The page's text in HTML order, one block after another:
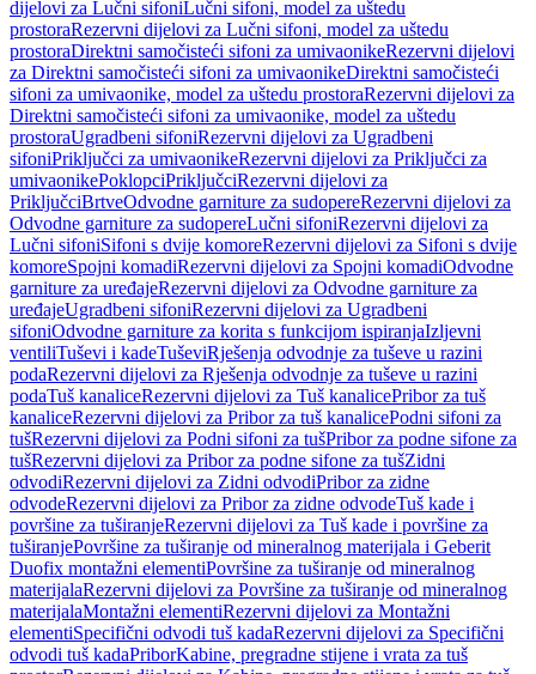
dijelovi za Lučni sifoniLučni sifoni, model za uštedu
prostoraRezervni dijelovi za Lučni sifoni, model za uštedu
prostoraDirektni samočisteći sifoni za umivaonikeRezervni dijelovi
za Direktni samočisteći sifoni za umivaonikeDirektni samočisteći
sifoni za umivaonike, model za uštedu prostoraRezervni dijelovi za
Direktni samočisteći sifoni za umivaonike, model za uštedu
prostoraUgradbeni sifoniRezervni dijelovi za Ugradbeni
sifoniPriključci za umivaonikeRezervni dijelovi za Priključci za
umivaonikePoklopciPriključciRezervni dijelovi za
PriključciBrtveOdvodne garniture za sudopereRezervni dijelovi za
Odvodne garniture za sudopereLučni sifoniRezervni dijelovi za
Lučni sifoniSifoni s dvije komoreRezervni dijelovi za Sifoni s dvije
komoreSpojni komadiRezervni dijelovi za Spojni komadiOdvodne
garniture za uređajeRezervni dijelovi za Odvodne garniture za
uređajeUgradbeni sifoniRezervni dijelovi za Ugradbeni
sifoniOdvodne garniture za korita s funkcijom ispiranjaIzljevni
ventiliTuševi i kadeTuševiRješenja odvodnje za tuševe u razini
podaRezervni dijelovi za Rješenja odvodnje za tuševe u razini
podaTuš kanaliceRezervni dijelovi za Tuš kanalicePribor za tuš
kanaliceRezervni dijelovi za Pribor za tuš kanalicePodni sifoni za
tušRezervni dijelovi za Podni sifoni za tušPribor za podne sifone za
tušRezervni dijelovi za Pribor za podne sifone za tušZidni
odvodiRezervni dijelovi za Zidni odvodiPribor za zidne
odvodeRezervni dijelovi za Pribor za zidne odvodeTuš kade i
površine za tuširanjeRezervni dijelovi za Tuš kade i površine za
tuširanjePovršine za tuširanje od mineralnog materijala i Geberit
Duofix montažni elementiPovršine za tuširanje od mineralnog
materijalaRezervni dijelovi za Površine za tuširanje od mineralnog
materijalaMontažni elementiRezervni dijelovi za Montažni
elementiSpecifični odvodi tuš kadaRezervni dijelovi za Specifični
odvodi tuš kadaPriborKabine, pregradne stijene i vrata za tuš